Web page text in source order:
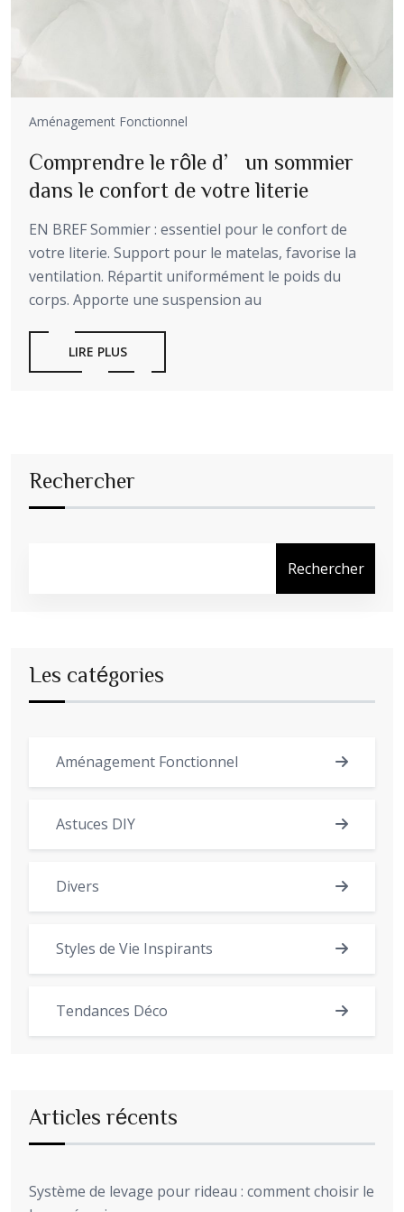
Aménagement Fonctionnel
Comprendre le rôle d’un sommier
dans le confort de votre literie
EN BREF Sommier : essentiel pour le confort de
votre literie. Support pour le matelas, favorise la
ventilation. Répartit uniformément le poids du
corps. Apporte une suspension au
LIRE PLUS
Rechercher
Rechercher
Les catégories
Aménagement Fonctionnel
Astuces DIY
Divers
Styles de Vie Inspirants
Tendances Déco
Articles récents
Système de levage pour rideau : comment choisir le